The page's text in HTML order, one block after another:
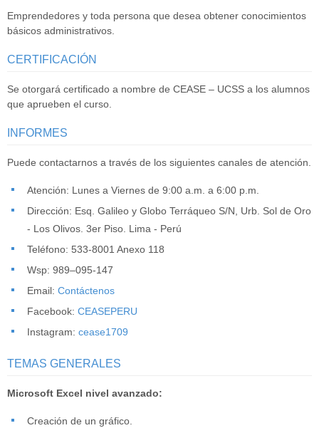
Emprendedores y toda persona que desea obtener conocimientos
básicos administrativos.
CERTIFICACIÓN
Se otorgará certificado a nombre de CEASE – UCSS a los alumnos
que aprueben el curso.
INFORMES
Puede contactarnos a través de los siguientes canales de atención.
Atención: Lunes a Viernes de 9:00 a.m. a 6:00 p.m.
Dirección: Esq. Galileo y Globo Terráqueo S/N, Urb. Sol de Oro
- Los Olivos. 3er Piso. Lima - Perú
Teléfono: 533-8001 Anexo 118
Wsp: 989–095-147
Email: Contáctenos
Facebook: CEASEPERU
Instagram: cease1709
TEMAS GENERALES
Microsoft Excel nivel avanzado:
Creación de un gráfico.